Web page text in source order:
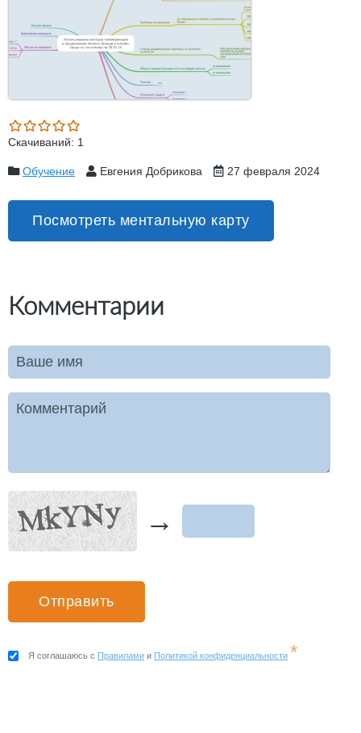
Скачиваний: 1
Обучение Евгения Добрикова 27 февраля 2024
Посмотреть ментальную карту
Комментарии
Ваше имя
Комментарий
→
Я соглашаюсь с Правилами и Политикой конфиденциальности *